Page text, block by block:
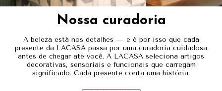
Nossa curadoria
A beleza está nos detalhes — e é por isso que cada
presente da LACASA passa por uma curadoria cuidadosa
antes de chegar até você. A LACASA seleciona artigos
decorativas, sensoriais e funcionais que carregam
significado. Cada presente conta uma história.